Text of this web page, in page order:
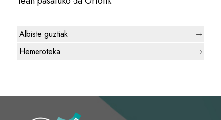
Albiste guztiak
Hemeroteka